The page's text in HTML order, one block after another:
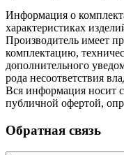
Информация о
характеристиках
Производитель имеет
комплектацию,
дополнительного
рода несоответствия
Вся информация носит
публичной офертой,
Обратная связь